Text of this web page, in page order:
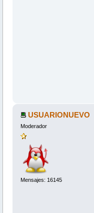
USUARIONUEVO
Moderador
Mensajes: 16145